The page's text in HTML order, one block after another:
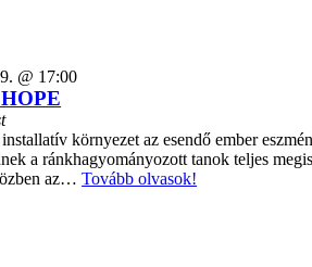
@ 17:00
környezet az esendő ember
a ránkhagyományozott tanok teljes
az…Tovább olvasok!